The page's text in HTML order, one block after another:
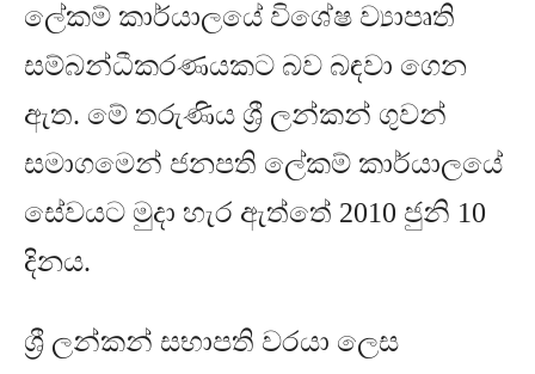
ලේකම් කාර්යාලයේ විශේෂ ව්‍යාපෘති
සම්බන්ධීකරණයකට බව බඳවා ⁣ගෙන
ඇත. මේ තරුණිය ශ්‍රී ලන්කන් ගුවන්
සමාගමෙන් ජනපති ලේකම් කාර්යාලයේ
සේවයට මුදා හැර ඇත්තේ 2010 ජුනි 10
දිනය.
ශ්‍රී ලන්කන් සභාපති වරයා ලෙස